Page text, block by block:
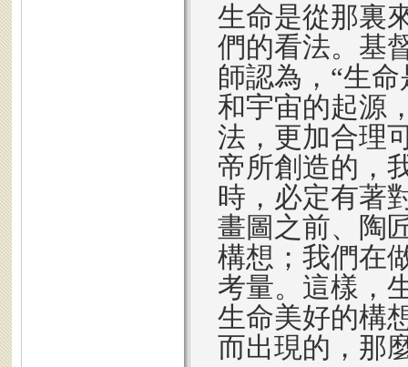
生命是從那裏
們的看法。基
師認為，“生
和宇宙的起源
法，更加合理
帝所創造的，
時，必定有著
畫圖之前、陶
構想；我們在
考量。這樣，
生命美好的構
而出現的，那